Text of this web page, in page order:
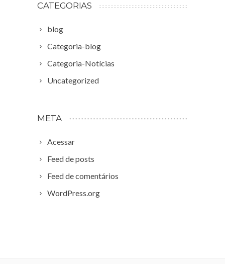
CATEGORIAS
blog
Categoria-blog
Categoria-Notícias
Uncategorized
META
Acessar
Feed de posts
Feed de comentários
WordPress.org